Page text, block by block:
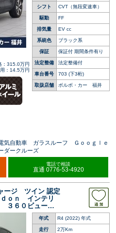
シフト CVT（無段変速車）
駆動 FF
排気量 EV cc
系統色 ブラック系
保証 保証付 期間条件有り
法定整備 法定整備付
車台番号 703 (下3桁)
取扱店舗 ボルボ・カー 福井
：315.0万円
：14.5万円
気自動車 ガラスルーフ Ｇｏｏｇｌｅ
ークルーズ
電話で相談
直通 0776-53-4920
ージ ツイン 認定
ｏｎ インテリ
３６０ビューカ
ダークルーズ
トヒーター メ
年式 R4 (2022) 年式
走行 2万Km